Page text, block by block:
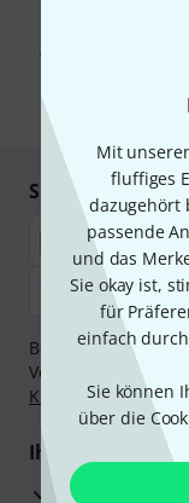
Mit
fluffiges
dazugehört
passende
und das
Sie okay ist,
für
einfach
Sie können
über die
Mit Klick auf „Jetzt
Werbung und einer
Abmeldung ist
Sicher
Bezahlen Sie
Vorkasse, PayPal,
Klarna
Ihre Vorteile
3 Jahre